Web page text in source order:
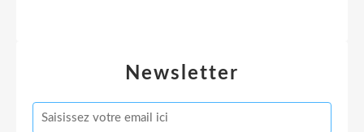
Newsletter